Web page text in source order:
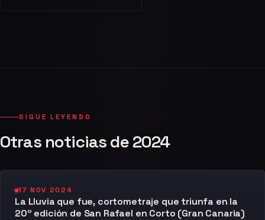
SIGUE LEYENDO
Otras noticias de 2024
17 NOV 2024
La Lluvia que fue, cortometraje que triunfa en la
20º edición de San Rafael en Corto (Gran Canaria)